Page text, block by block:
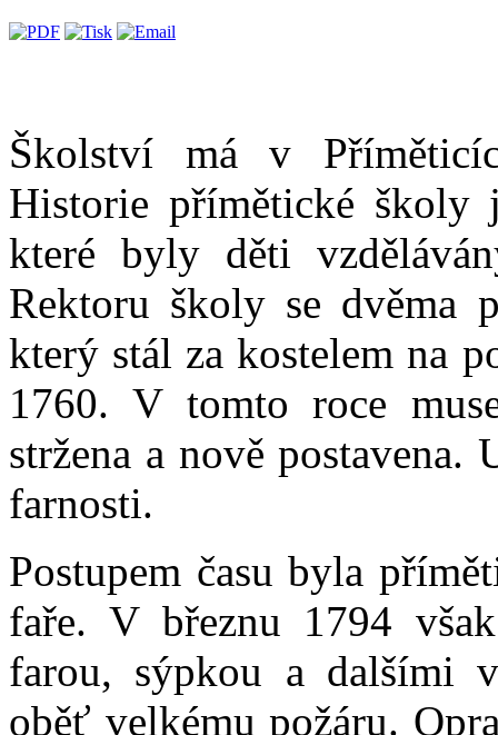
Školství má v
Historie přímětické školy
které byly děti
Rektoru školy se dvěma
který stál za kostelem na
1760. V tomto roce
stržena a nově
farnosti.
Postupem času byla
faře. V březnu 1794
farou, sýpkou a dalšími
oběť velkému požáru.